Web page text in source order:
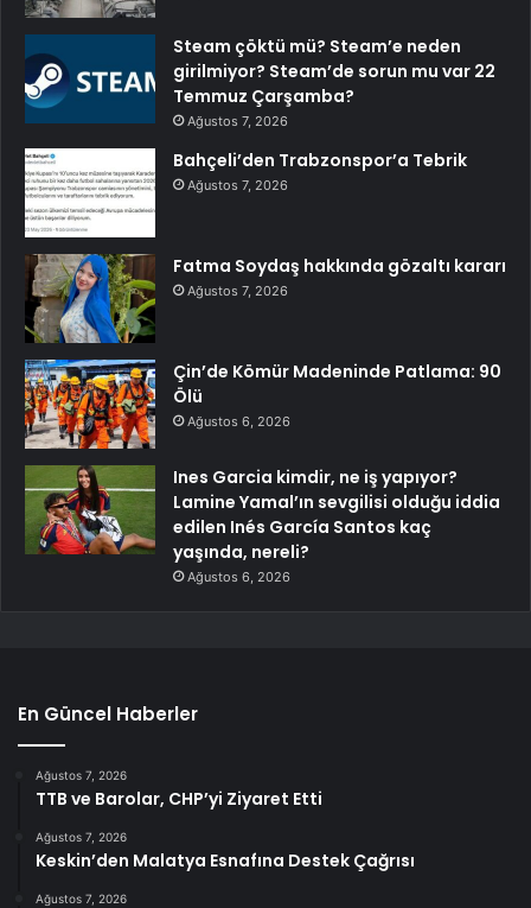
Steam çöktü mü? Steam’e neden
girilmiyor? Steam’de sorun mu var 22
Temmuz Çarşamba?
Ağustos 7, 2026
Bahçeli’den Trabzonspor’a Tebrik
Ağustos 7, 2026
Fatma Soydaş hakkında gözaltı kararı
Ağustos 7, 2026
Çin’de Kömür Madeninde Patlama: 90
Ölü
Ağustos 6, 2026
Ines Garcia kimdir, ne iş yapıyor?
Lamine Yamal’ın sevgilisi olduğu iddia
edilen Inés García Santos kaç
yaşında, nereli?
Ağustos 6, 2026
En Güncel Haberler
Ağustos 7, 2026
TTB ve Barolar, CHP’yi Ziyaret Etti
Ağustos 7, 2026
Keskin’den Malatya Esnafına Destek Çağrısı
Ağustos 7, 2026